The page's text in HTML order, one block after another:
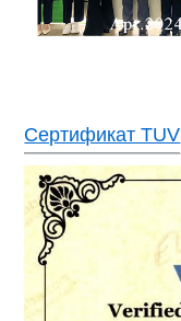
Сертификат TUV